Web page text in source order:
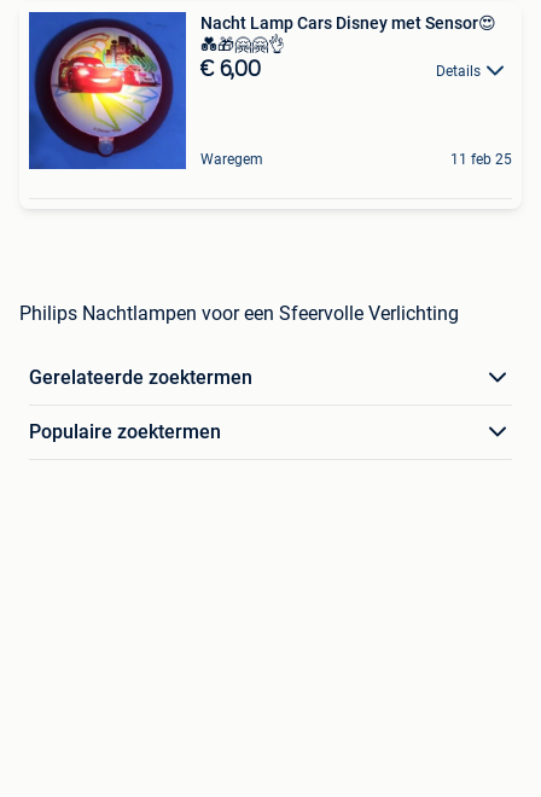
Nacht Lamp Cars Disney met Sensor😍
💑🎁🤗🤗👌
€ 6,00 Details
Waregem 11 feb 25
Philips Nachtlampen voor een Sfeervolle Verlichting
Gerelateerde zoektermen
Populaire zoektermen